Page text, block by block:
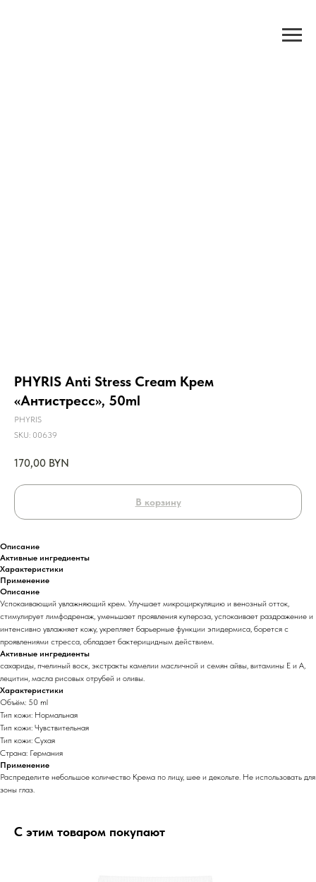
PHYRIS Anti Stress Cream Крем
«Антистресс», 50ml
PHYRIS
SKU: 00639
170,00 BYN
В корзину
Описание
Активные ингредиенты
Характеристики
Применение
Описание
Успокаивающий увлажняющий крем. Улучшает микроциркуляцию и венозный отток,
стимулирует лимфодренаж, уменьшает проявления купероза, успокаивает раздражение и
интенсивно увлажняет кожу, укрепляет барьерные функции эпидермиса, борется с
проявлениями стресса, обладает бактерицидным действием.
Активные ингредиенты
сахариды, пчелиный воск, экстракты камелии масличной и семян айвы, витамины E и А,
лецитин, масла рисовых отрубей и оливы.
Характеристики
Объём: 50 ml
Тип кожи: Нормальная
Тип кожи: Чувствительная
Тип кожи: Сухая
Страна: Германия
Применение
Распределите небольшое количество Крема по лицу, шее и декольте. Не использовать для
зоны глаз.
С этим товаром покупают